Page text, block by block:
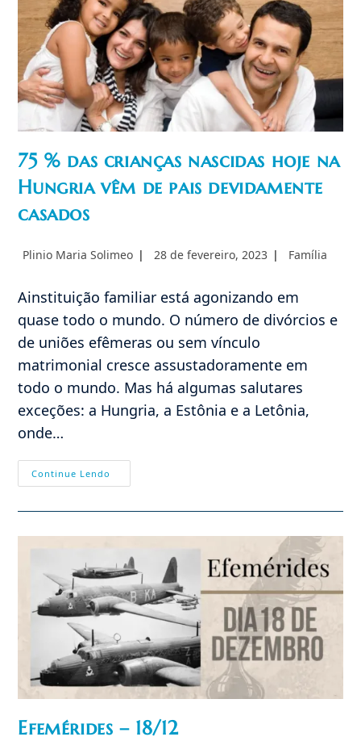
A
Deus
Antes
Que
Aos
Homens
75 % das crianças nascidas hoje na
Hungria vêm de pais devidamente
casados
Autor
Plinio Maria Solimeo
Post
28 de fevereiro, 2023
Categoria
Família
Ainstituição familiar está agonizando em
quase todo o mundo. O número de divórcios e
de uniões efêmeras ou sem vínculo
matrimonial cresce assustadoramente em
todo o mundo. Mas há algumas salutares
exceções: a Hungria, a Estônia e a Letônia,
onde…
Continue Lendo
%
Crianças
Hungria
Vêm
De
Pais
Devidamente
Casados
Efemérides – 18/12